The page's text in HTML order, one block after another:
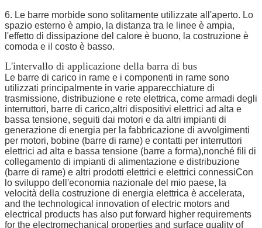
6. Le barre morbide sono solitamente utilizzate all'aperto. Lo
spazio esterno è ampio, la distanza tra le linee è ampia,
l'effetto di dissipazione del calore è buono, la costruzione è
comoda e il costo è basso.
L'intervallo di applicazione della barra di bus
Le barre di carico in rame e i componenti in rame sono
utilizzati principalmente in varie apparecchiature di
trasmissione, distribuzione e rete elettrica, come armadi degli
interruttori, barre di carico,altri dispositivi elettrici ad alta e
bassa tensione, seguiti dai motori e da altri impianti di
generazione di energia per la fabbricazione di avvolgimenti
per motori, bobine (barre di rame) e contatti per interruttori
elettrici ad alta e bassa tensione (barre a forma),nonché fili di
collegamento di impianti di alimentazione e distribuzione
(barre di rame) e altri prodotti elettrici e elettrici connessiCon
lo sviluppo dell'economia nazionale del mio paese, la
velocità della costruzione di energia elettrica è accelerata,
and the technological innovation of electric motors and
electrical products has also put forward higher requirements
for the electromechanical properties and surface quality of